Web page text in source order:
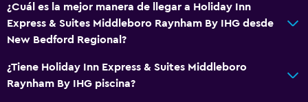
Baño
Aseo
¿Cuál es la mejor manera de llegar a Holiday Inn
Express & Suites Middleboro Raynham By IHG desde
New Bedford Regional?
¿Tiene Holiday Inn Express & Suites Middleboro
Raynham By IHG piscina?